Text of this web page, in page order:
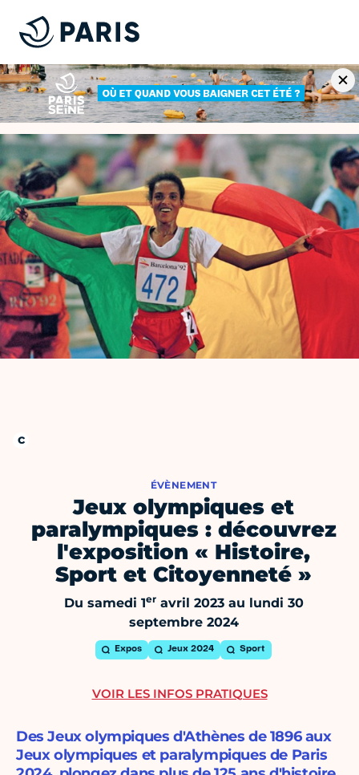
ÉVÈNEMENT
Jeux olympiques et
paralympiques : découvrez
l'exposition « Histoire,
Sport et Citoyenneté »
Du samedi 1eravril 2023 au lundi 30
septembre 2024
Expos Jeux 2024 Sport
Des Jeux olympiques d'Athènes de 1896 aux
Jeux olympiques et paralympiques de Paris
VOIR LES INFOS PRATIQUES